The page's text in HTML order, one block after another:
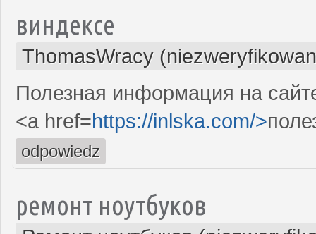
виндексе
ThomasWracy
Полезная информация на
<a href=https://inlska.com/>
odpowiedz
ремонт ноутбуков